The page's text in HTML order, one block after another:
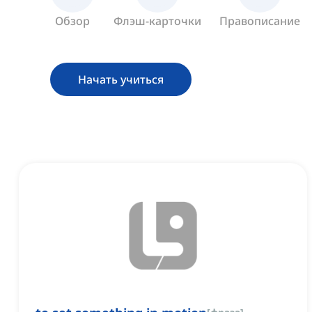
Обзор Флэш-карточки Правописание
Начать учиться